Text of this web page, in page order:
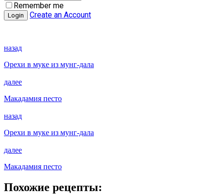
Remember me
Create an Account
назад
Орехи в муке из мунг-дала
далее
Макадамия песто
назад
Орехи в муке из мунг-дала
далее
Макадамия песто
Похожие рецепты: